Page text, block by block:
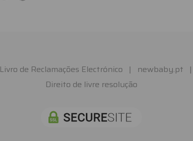
Livro de Reclamações Electrónico | newbaby.pt |
Direito de livre resolução